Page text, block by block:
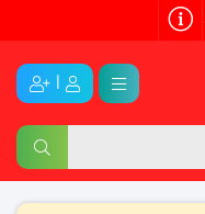
|